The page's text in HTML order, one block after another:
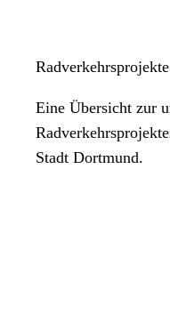
Radverkehrsprojekte
Eine Übersicht zur
Stadt Dortmund.